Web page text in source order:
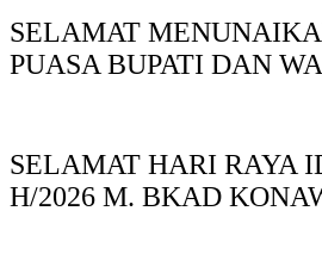
SELAMAT
PUASA BUPATI DAN
SELAMAT HARI RAYA
H/2026 M. BKAD